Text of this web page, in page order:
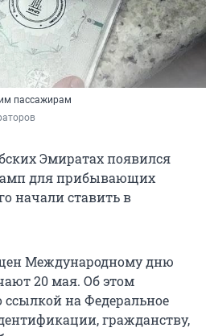
пассажирам
Эмиратах появился
для прибывающих
начали ставить в
Международному дню
20 мая. Об этом
ссылкой на Федеральное
гражданству,